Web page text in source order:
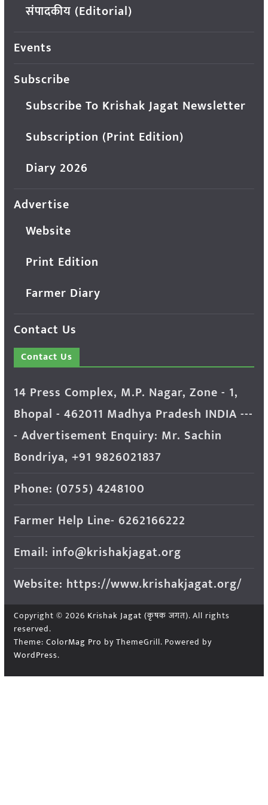
संपादकीय (Editorial)
Events
Subscribe
Subscribe To Krishak Jagat Newsletter
Subscription (Print Edition)
Diary 2026
Advertise
Website
Print Edition
Farmer Diary
Contact Us
Contact Us
14 Press Complex, M.P. Nagar, Zone - 1,
Bhopal - 462011 Madhya Pradesh INDIA ---
- Advertisement Enquiry: Mr. Sachin
Bondriya, +91 9826021837
Phone: (0755) 4248100
Farmer Help Line- 6262166222
Email: info@krishakjagat.org
Website: https://www.krishakjagat.org/
Copyright © 2026 Krishak Jagat (कृषक जगत). All rights
reserved.
Theme: ColorMag Pro by ThemeGrill. Powered by
WordPress.